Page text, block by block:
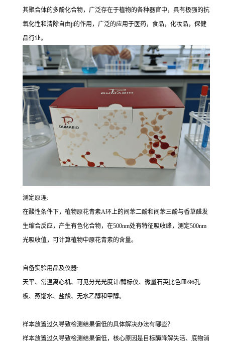
其聚合体的多酚化合物，广泛存在于植物的各种器官中，具有极强的抗
氧化性和清除自由ji的作用，广泛的应用于医药，食品，化妆品，保健
品行业。
测定原理:
在酸性条件下，植物原花青素A环上的间苯二酚和间苯三酚与香草醛发
生缩合反应，产生有色化合物，在500nm处有特征吸收峰，测定500nm
光吸收值，可计算植物中原花青素的含量。
自备实验用品及仪器:
天平、常温离心机、可见分光光度计/酶标仪、微量石英比色皿/96孔
板、蒸馏水、盐酸、无水乙醇和甲醇。
样本放置过久导致检测结果偏低的具体解决办法有哪些？
样本放置过久导致检测结果偏低，核心原因是目标酶降解失活、底物消